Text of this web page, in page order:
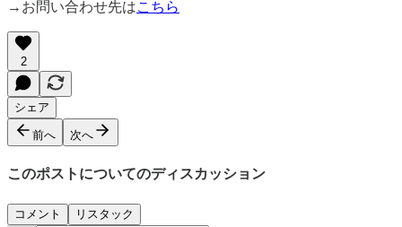
→お問い合わせ先はこちら
2
シェア
前へ 次へ
このポストについてのディスカッション
コメント リスタック